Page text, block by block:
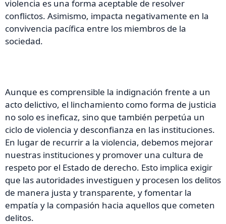
violencia es una forma aceptable de resolver
conflictos. Asimismo, impacta negativamente en la
convivencia pacífica entre los miembros de la
sociedad.
Aunque es comprensible la indignación frente a un
acto delictivo, el linchamiento como forma de justicia
no solo es ineficaz, sino que también perpetúa un
ciclo de violencia y desconfianza en las instituciones.
En lugar de recurrir a la violencia, debemos mejorar
nuestras instituciones y promover una cultura de
respeto por el Estado de derecho. Esto implica exigir
que las autoridades investiguen y procesen los delitos
de manera justa y transparente, y fomentar la
empatía y la compasión hacia aquellos que cometen
delitos.